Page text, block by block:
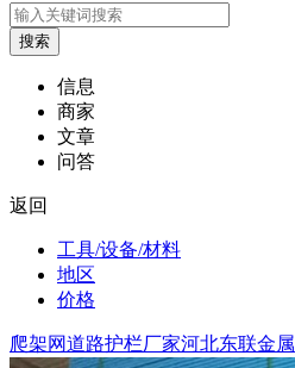
信息
商家
文章
问答
返回
工具/设备/材料
地区
价格
爬架网道路护栏厂家河北东联金属